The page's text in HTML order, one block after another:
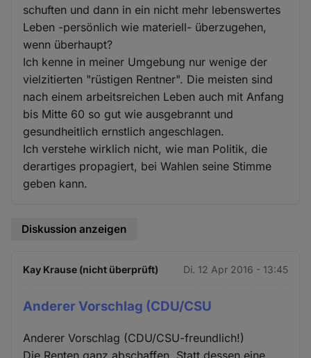
schuften und dann in ein nicht mehr lebenswertes
Leben -persönlich wie materiell- überzugehen,
wenn überhaupt?
Ich kenne in meiner Umgebung nur wenige der
vielzitierten "rüstigen Rentner". Die meisten sind
nach einem arbeitsreichen Leben auch mit Anfang
bis Mitte 60 so gut wie ausgebrannt und
gesundheitlich ernstlich angeschlagen.
Ich verstehe wirklich nicht, wie man Politik, die
derartiges propagiert, bei Wahlen seine Stimme
geben kann.
Diskussion anzeigen
Kay Krause (nicht überprüft) Di. 12 Apr 2016 - 13:45
Anderer Vorschlag (CDU/CSU
Anderer Vorschlag (CDU/CSU-freundlich!)